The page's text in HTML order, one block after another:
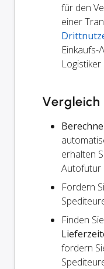
für den
einer
Logistiker
Vergleich
erhalten
Autofutur
Fordern
Finden
fordern